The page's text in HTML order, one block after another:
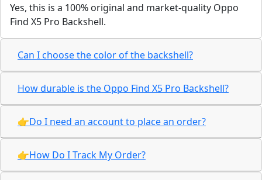
Yes, this is a 100% original and market-quality Oppo
Find X5 Pro Backshell.
Can I choose the color of the backshell?
How durable is the Oppo Find X5 Pro Backshell?
👉Do I need an account to place an order?
👉How Do I Track My Order?